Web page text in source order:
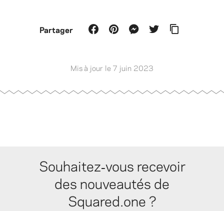
Partager
Mis à jour le 7 juin 2023
Souhaitez‑vous recevoir
des nouveautés de
Squared.one ?